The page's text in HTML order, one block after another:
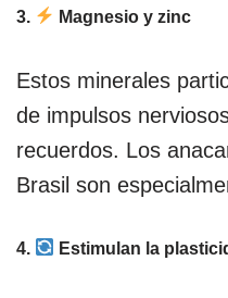
3. Magnesio y zinc
Estos minerales
de impulsos
recuerdos. Los
Brasil son
4. Estimulan la